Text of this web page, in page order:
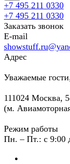
+7 495 211 0330
+7 495 211 0330
Заказать звонок
E-mail
Адрес
Уважаемые
111024 Москва,
(м.
Режим работы
Пн. – Пт.: с 9:00